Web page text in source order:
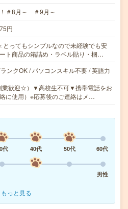
＃8月～ ＃9月～
円
とってもシンプルなので未経験でも安
ト商品の箱詰め・ラベル貼り・梱…
ンクOK / パソコンスキル不要 / 英語力
業歓迎☆）▼高校生不可▼携帯電話をお
に使用）※応募後のご連絡はメ…
代 40代 50代
60代
男性
もっと見る